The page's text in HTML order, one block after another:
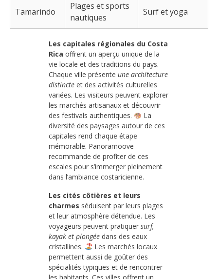
Tamarindo
Plages et sports
nautiques
Surf et yoga
Les capitales régionales du Costa
Rica offrent un aperçu unique de la
vie locale et des traditions du pays.
Chaque ville présente une architecture
distincte et des activités culturelles
variées. Les visiteurs peuvent explorer
les marchés artisanaux et découvrir
des festivals authentiques.
La
diversité des paysages autour de ces
capitales rend chaque étape
mémorable. Panoramoove
recommande de profiter de ces
escales pour s’immerger pleinement
dans l’ambiance costaricienne.
Les cités côtières et leurs
charmes séduisent par leurs plages
et leur atmosphère détendue. Les
voyageurs peuvent pratiquer surf,
kayak et plongée dans des eaux
cristallines.
Les marchés locaux
permettent aussi de goûter des
spécialités typiques et de rencontrer